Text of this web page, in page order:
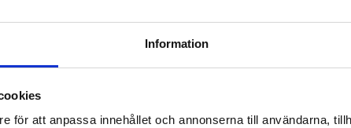
Information
för att anpassa innehållet och annonserna till användarna,
Lägg till i favoriter